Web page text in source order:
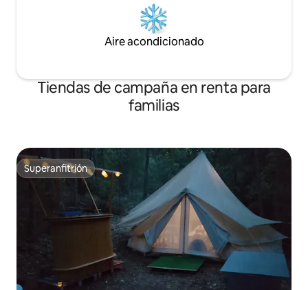
Aire acondicionado
Tiendas de campaña en renta para
familias
Superanfitrión
Superanfitrión